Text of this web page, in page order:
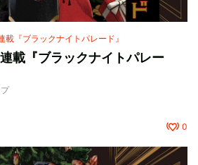
載『ブラックナイトパレード』
載『ブラックナイトパレー
0